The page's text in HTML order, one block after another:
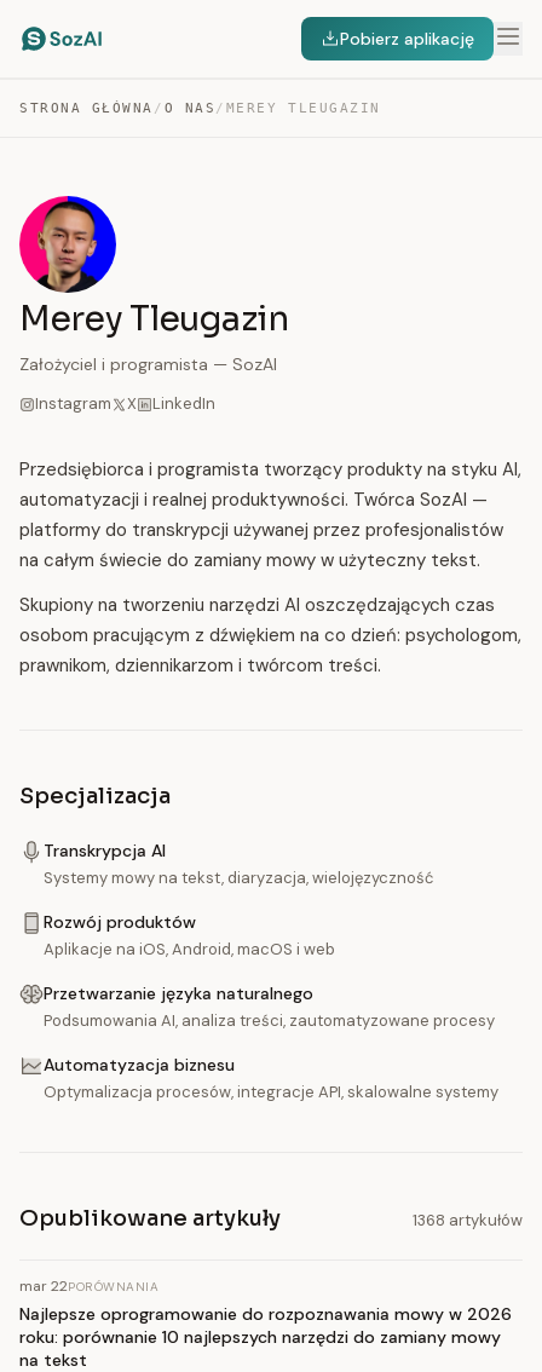
Pobierz aplikację
STRONA GŁÓWNA / O NAS / MEREY TLEUGAZIN
Merey Tleugazin
Założyciel i programista — SozAI
Instagram X LinkedIn
Przedsiębiorca i programista tworzący produkty na styku AI,
automatyzacji i realnej produktywności. Twórca SozAI —
platformy do transkrypcji używanej przez profesjonalistów
na całym świecie do zamiany mowy w użyteczny tekst.
Skupiony na tworzeniu narzędzi AI oszczędzających czas
osobom pracującym z dźwiękiem na co dzień: psychologom,
prawnikom, dziennikarzom i twórcom treści.
Specjalizacja
Transkrypcja AI
Systemy mowy na tekst, diaryzacja, wielojęzyczność
Rozwój produktów
Aplikacje na iOS, Android, macOS i web
Przetwarzanie języka naturalnego
Podsumowania AI, analiza treści, zautomatyzowane procesy
Automatyzacja biznesu
Optymalizacja procesów, integracje API, skalowalne systemy
Opublikowane artykuły 1368 artykułów
mar 22PORÓWNANIA
Najlepsze oprogramowanie do rozpoznawania mowy w 2026
roku: porównanie 10 najlepszych narzędzi do zamiany mowy
na tekst